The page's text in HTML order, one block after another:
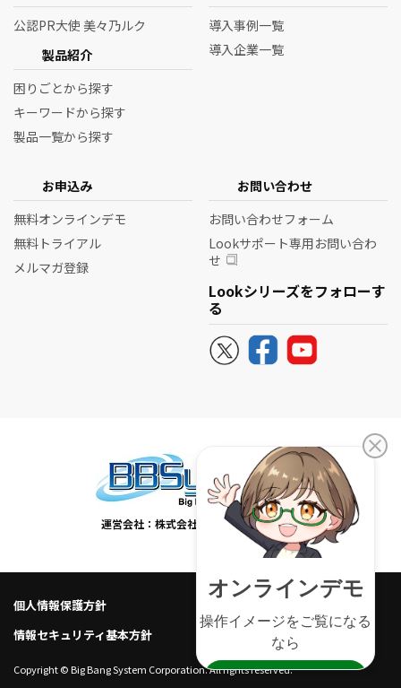
公認PR大使 美々乃ルク
製品紹介
困りごとから探す
キーワードから探す
製品一覧から探す
導入事例一覧
導入企業一覧
お申込み
無料オンラインデモ
無料トライアル
メルマガ登録
お問い合わせ
お問い合わせフォーム
Lookサポート専用お問い合わ
せ
Lookシリーズをフォローす
る
運営会社：株式会社ビービーシステム
個人情報保護方針
個人情報の取り扱い
情報セキュリティ基本方針
Copyright © Big Bang System Corporation. All rights reserved.